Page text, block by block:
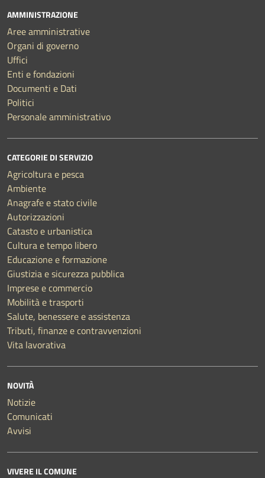
AMMINISTRAZIONE
Aree amministrative
Organi di governo
Uffici
Enti e fondazioni
Documenti e Dati
Politici
Personale amministrativo
CATEGORIE DI SERVIZIO
Agricoltura e pesca
Ambiente
Anagrafe e stato civile
Autorizzazioni
Catasto e urbanistica
Cultura e tempo libero
Educazione e formazione
Giustizia e sicurezza pubblica
Imprese e commercio
Mobilità e trasporti
Salute, benessere e assistenza
Tributi, finanze e contravvenzioni
Vita lavorativa
NOVITÀ
Notizie
Comunicati
Avvisi
VIVERE IL COMUNE